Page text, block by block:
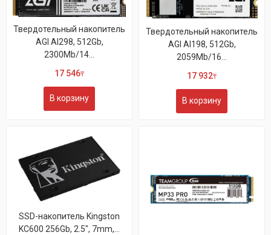
Твердотельный накопитель
AGI AI298, 512Gb,
2300Mb/14...
17 546₸
В корзину
Твердотельный накопитель
AGI AI198, 512Gb,
2059Mb/16...
17 932₸
В корзину
SSD-накопитель Kingston
KC600 256Gb, 2.5", 7mm,...